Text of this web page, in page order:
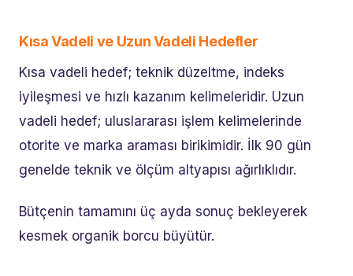
Kısa Vadeli ve Uzun Vadeli Hedefler
Kısa vadeli hedef; teknik düzeltme, indeks
iyileşmesi ve hızlı kazanım kelimeleridir. Uzun
vadeli hedef; uluslararası işlem kelimelerinde
otorite ve marka araması birikimidir. İlk 90 gün
genelde teknik ve ölçüm altyapısı ağırlıklıdır.
Bütçenin tamamını üç ayda sonuç bekleyerek
kesmek organik borcu büyütür.